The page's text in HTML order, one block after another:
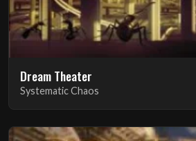
Dream Theater
Systematic Chaos